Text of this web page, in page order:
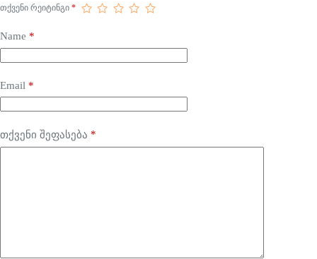
ᲗᲥᲕᲔᲜᲘ ᲠᲔᲘᲢᲘᲜᲒᲘ *
Name *
Email *
თქვენი შეფასება *